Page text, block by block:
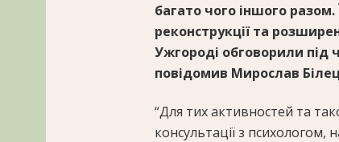
багато чого іншого
реконструкції та
Ужгороді обговорили під
повідомив Мирослав
“Для тих активностей та
консультації з психологом,